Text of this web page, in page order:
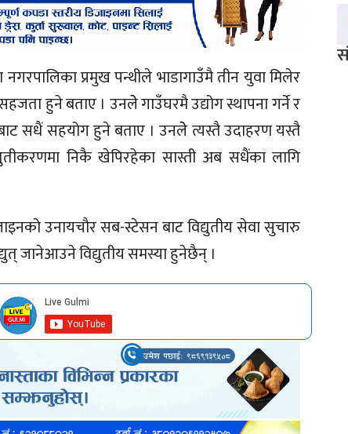
प्रमुख पन्थीले भाडागाउँमै तीन युवा मिलेर
हुने बताए । उनलेे गाउँघरमै उद्योग स्थापना गर्ने र
सधैं सहयोग हुने बताए । उनलेे त्यस्तै उदाहरण यस्तै
निकै खेपिरहेका सास्ती अब सधैंका लागि
उनायचाैर सब-स्टेसन बाट विद्युतीय सेवा सुचारु
जानेआउने विद्युतीय समस्या हुनेछैन् ।